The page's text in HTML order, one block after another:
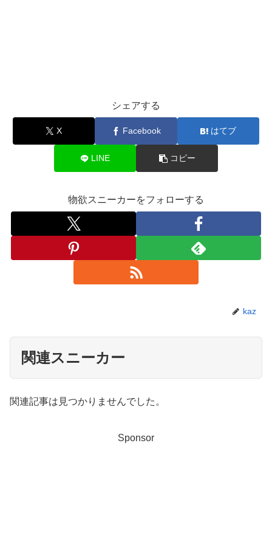
シェアする
X Facebook はてブ
LINE コピー
物欲スニーカーをフォローする
kaz
関連スニーカー
関連記事は見つかりませんでした。
Sponsor